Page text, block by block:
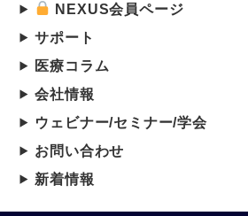
NEXUS会員ページ
サポート
医療コラム
会社情報
ウェビナー/セミナー/学会
お問い合わせ
新着情報